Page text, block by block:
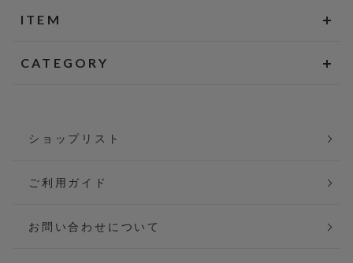
ITEM
CATEGORY
ショップリスト
ご利用ガイド
お問い合わせについて